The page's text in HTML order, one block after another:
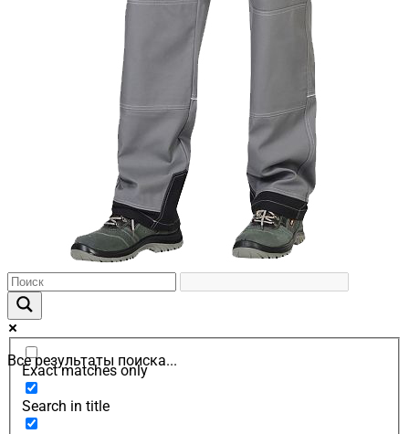
Все результаты поиска...
Exact matches only
Search in title